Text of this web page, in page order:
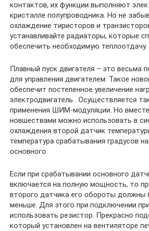
контактов, их функции выполняют
кристалле полупроводника. Но не
охлаждение тиристоров и
устанавливайте радиаторы, которые
обеспечить необходимую теплоотдачу.
Плавный пуск двигателя – это весьма
для управления двигателем. Такое
обеспечит постепенное увеличение
электродвигатель . Осуществляется
применения ШИМ-модуляции. Но
новшествами можно использовать в
охлаждения второй датчик
температура срабатывания градусов
основного.
Если при срабатывании основного
включается на полную мощность, то
второго датчика его обороты должны
меньше. Для этого при подключении
использовать резистор. Прекрасно
который установлен на вентиляторе